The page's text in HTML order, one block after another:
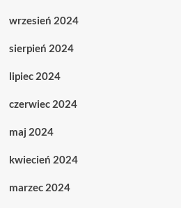
wrzesień 2024
sierpień 2024
lipiec 2024
czerwiec 2024
maj 2024
kwiecień 2024
marzec 2024